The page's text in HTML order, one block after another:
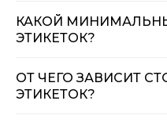
КАКОЙ
ЭТИКЕТОК?
ОТ ЧЕГО ЗАВИСИТ
ЭТИКЕТОК?